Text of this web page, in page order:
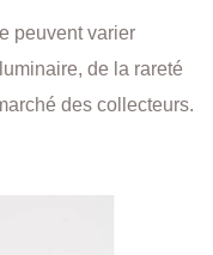
peuvent varier
de la rareté
des collecteurs.